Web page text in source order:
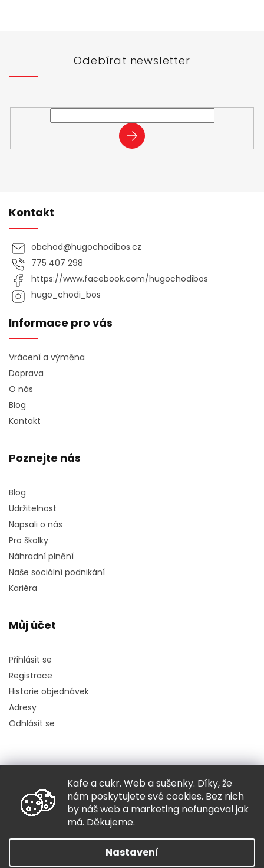
Kafe a cukr. Web a sušenky. Díky, že
nám poskytujete své cookies. Bez nich
by náš web a marketing nefungoval jak
má. Děkujeme.
Nastavení
Odebírat newsletter
PŘIHLÁSIT
SE
Kontakt
obchod@hugochodibos.cz
775 407 298
https://www.facebook.com/hugochodibos
hugo_chodi_bos
Informace pro vás
Vrácení a výměna
Doprava
O nás
Blog
Kontakt
Poznejte nás
Blog
Udržitelnost
Napsali o nás
Pro školky
Náhradní plnění
Naše sociální podnikání
Kariéra
Můj účet
Přihlásit se
Registrace
Historie objednávek
Adresy
Odhlásit se
Copyright 2026Hugo chodí bos. Všechna práva vyhrazena.
Grafický návrh vytvořil a nakódovalShoptak.cz